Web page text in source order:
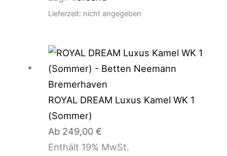
Lieferzeit: nicht angegeben
ROYAL DREAM Luxus Kamel WK 1
(Sommer)
Ab 249,00 €
Enthält 19% MwSt.